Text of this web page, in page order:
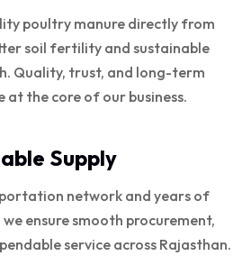
poultry manure directly from
soil fertility and sustainable
Quality, trust, and long-term
at the core of our business.
Supply
network and years of
ensure smooth procurement,
service across Rajasthan.